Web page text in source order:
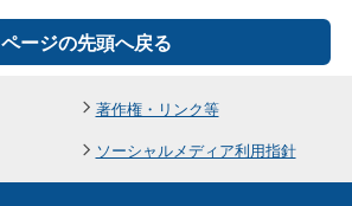
ページの先頭へ戻る
著作権・リンク等
ソーシャルメディア利用指針